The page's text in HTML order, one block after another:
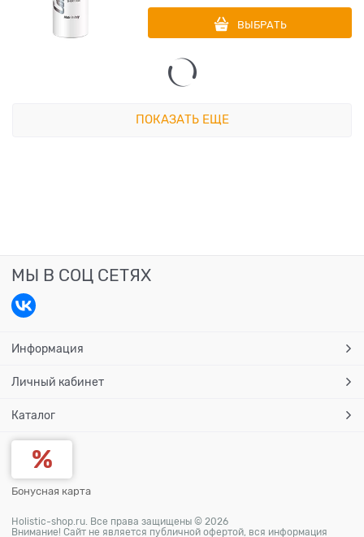
ВЫБРАТЬ
ПОКАЗАТЬ ЕЩЕ
МЫ В СОЦ СЕТЯХ
Информация
Личный кабинет
Каталог
Бонусная карта
Holistic-shop.ru. Все права защищены © 2026
Внимание! Сайт не является публичной офертой, вся информация